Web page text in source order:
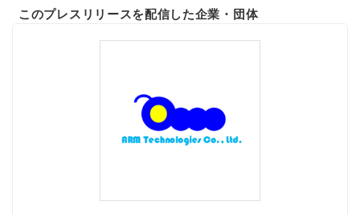
このプレスリリースを配信した企業・団体